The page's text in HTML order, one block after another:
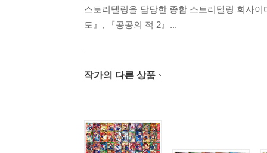
스토리텔링을 담당한 종합 스토리텔링 회사
도』, 『공공의 적 2』...
작가의 다른 상품